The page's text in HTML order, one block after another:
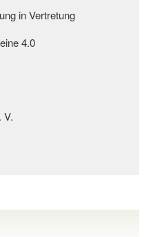
in Vertretung
4.0
V.